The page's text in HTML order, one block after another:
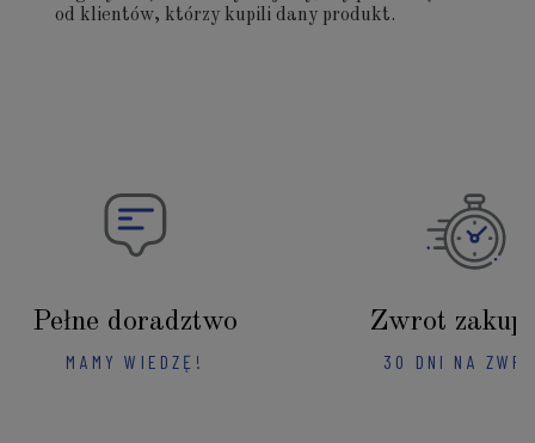
od klientów, którzy kupili dany produkt.
Pełne doradztwo
MAMY WIEDZĘ!
Zwrot
30 DNI NA